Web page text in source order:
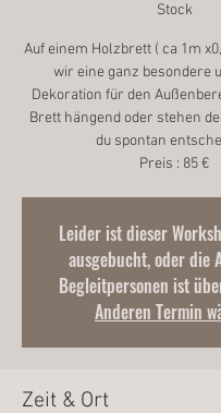
Stock
Auf einem Holzbrett ( ca 1m
wir eine ganz besondere
Dekoration für den
Brett hängend oder stehen
du spontan
Preis : 85 €
Leider ist dieser
ausgebucht, oder die
Begleitpersonen ist
Anderen Termin
Zeit & Ort